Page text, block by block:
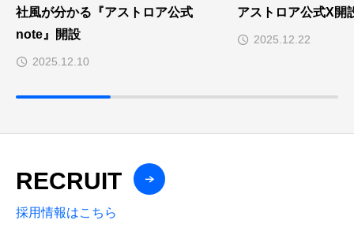
社風が分かる『アストロア公式
note』開設
2025.12.10
アストロア公式X開
2025.12.22
RECRUIT
採用情報はこちら